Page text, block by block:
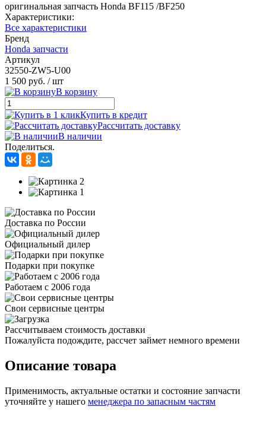
оригинальная запчасть Honda BF115 /BF250
Характеристики:
Все характеристики
Бренд
Honda запчасти
Артикул
32550-ZW5-U00
1 500 руб. / шт
В корзину
Купить в кредит
Рассчитать доставку
В наличии
Поделиться.
Доставка по России
Официальный дилер
Подарки при покупке
Работаем с 2006 года
Свои сервисные центры
Рассчитываем стоимость доставки
Пожалуйста подождите, рассчет займет немного времени
Описание товара
Применимость, актуальные остатки и состояние запчасти
уточняйте у нашего менеджера по запасным частям